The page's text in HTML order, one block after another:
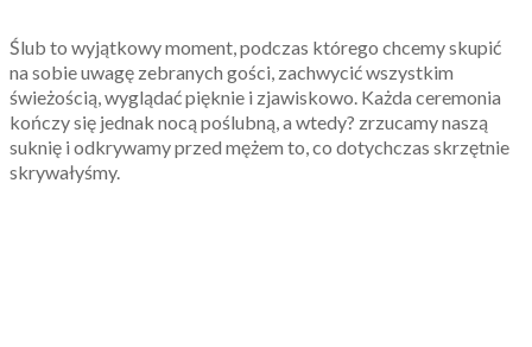
Ślub to wyjątkowy moment, podczas którego chcemy skupić
na sobie uwagę zebranych gości, zachwycić wszystkim
świeżością, wyglądać pięknie i zjawiskowo. Każda ceremonia
kończy się jednak nocą poślubną, a wtedy? zrzucamy naszą
suknię i odkrywamy przed mężem to, co dotychczas skrzętnie
skrywałyśmy.